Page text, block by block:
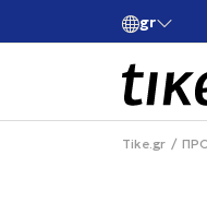
grΚάνε
Tike.gr